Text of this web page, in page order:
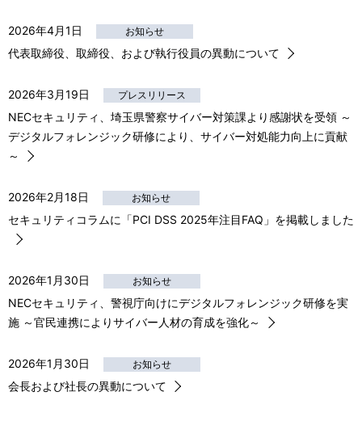
2026年4月1日 お知らせ
代表取締役、取締役、および執行役員の異動について
2026年3月19日 プレスリリース
NECセキュリティ、埼玉県警察サイバー対策課より感謝状を受領 ～
デジタルフォレンジック研修により、サイバー対処能力向上に貢献
～
2026年2月18日 お知らせ
セキュリティコラムに「PCI DSS 2025年注目FAQ」を掲載しました
2026年1月30日 お知らせ
NECセキュリティ、警視庁向けにデジタルフォレンジック研修を実
施 ～官民連携によりサイバー人材の育成を強化～
2026年1月30日 お知らせ
会長および社長の異動について